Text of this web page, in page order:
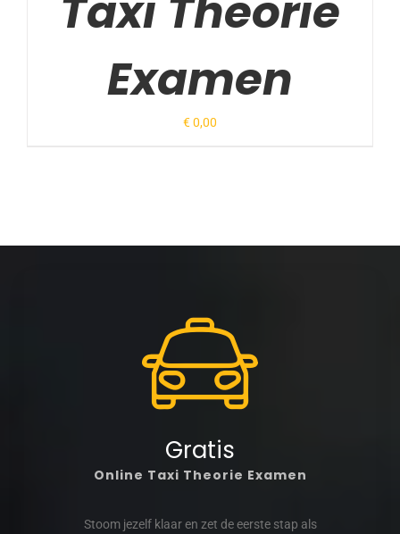
Taxi Theorie
Examen
€0,00
Gratis
Online Taxi Theorie Examen
Stoom jezelf klaar en zet de eerste stap als